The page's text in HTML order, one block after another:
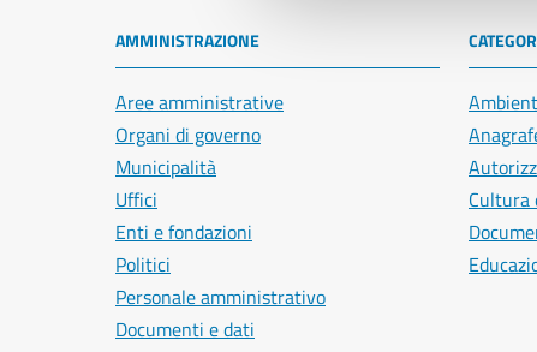
AMMINISTRAZIONE
Aree amministrative
Organi di governo
Municipalità
Uffici
Enti e fondazioni
Politici
Personale amministrativo
Documenti e dati
Cultura